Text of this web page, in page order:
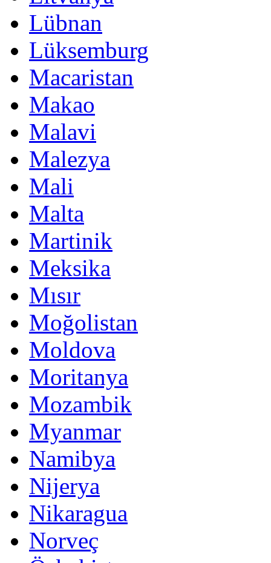
Lübnan
Lüksemburg
Macaristan
Makao
Malavi
Malezya
Mali
Malta
Martinik
Meksika
Mısır
Moğolistan
Moldova
Moritanya
Mozambik
Myanmar
Namibya
Nijerya
Nikaragua
Norveç